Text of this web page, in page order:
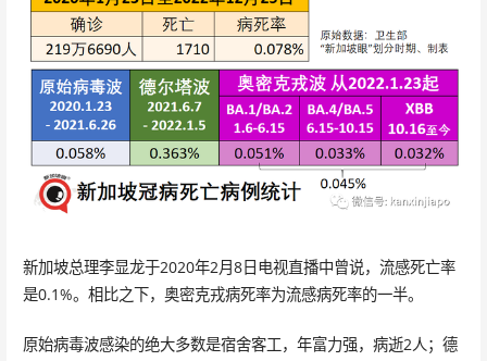
新加坡总理李显龙于2020年2月8日电视直播中曾说，流感死亡率
是0.1%。相比之下，奥密克戎病死率为流感病死率的一半。
原始病毒波感染的绝大多数是宿舍客工，年富力强，病逝2人；德